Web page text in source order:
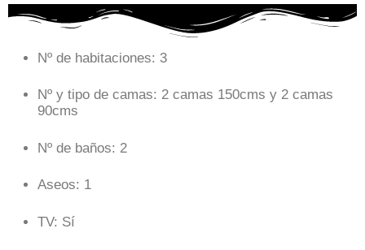
Nº de habitaciones: 3
Nº y tipo de camas: 2 camas 150cms y 2 camas
90cms
Nº de baños: 2
Aseos: 1
TV: Sí